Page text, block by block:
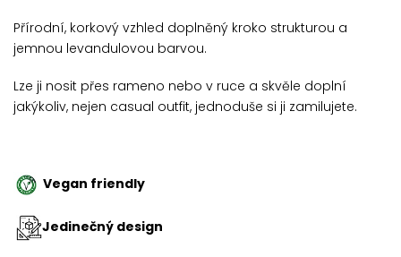
Přírodní, korkový vzhled doplněný kroko strukturou a
jemnou levandulovou barvou.
Lze ji nosit přes rameno nebo v ruce a skvěle doplní
jakýkoliv, nejen casual outfit, jednoduše si ji zamilujete.
Vegan friendly
Jedinečný design